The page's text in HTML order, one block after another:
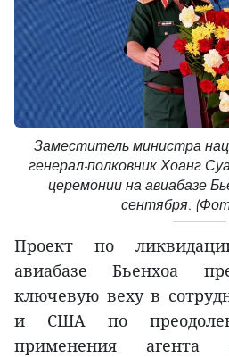
Заместитель министра
генерал-полковник Хоанг
церемонии на авиабазе
сентября.
Проект по
авиабазе Бьенхоа
ключевую веху в
и США по
применения агента